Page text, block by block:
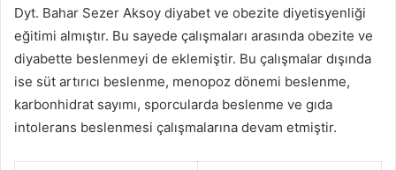
Dyt. Bahar Sezer Aksoy diyabet ve obezite diyetisyenliği
eğitimi almıştır. Bu sayede çalışmaları arasında obezite ve
diyabette beslenmeyi de eklemiştir. Bu çalışmalar dışında
ise süt artırıcı beslenme, menopoz dönemi beslenme,
karbonhidrat sayımı, sporcularda beslenme ve gıda
intolerans beslenmesi çalışmalarına devam etmiştir.